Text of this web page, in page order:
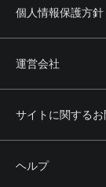
個人情報保護方針
運営会社
サイトに関する
ヘルプ